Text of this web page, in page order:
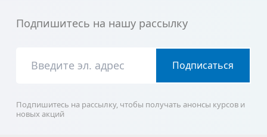
Подпишитесь на нашу рассылку
Подписаться
Подпишитесь на рассылку, чтобы получать анонсы курсов и
новых акций